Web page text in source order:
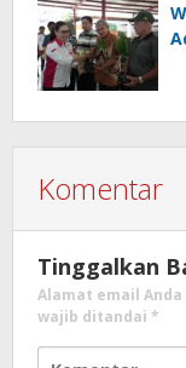
Komentar
Tinggalkan
Alamat email
wajib ditandai *